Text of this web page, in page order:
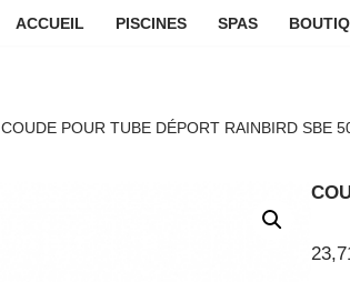
ACCUEIL PISCINES SPAS
COUDE POUR TUBE DÉPORT RAINBIRD SBE